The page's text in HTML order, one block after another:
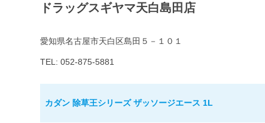
ドラッグスギヤマ天白島田店
愛知県名古屋市天白区島田５－１０１
TEL: 052-875-5881
カダン 除草王シリーズ ザッソージエース 1L